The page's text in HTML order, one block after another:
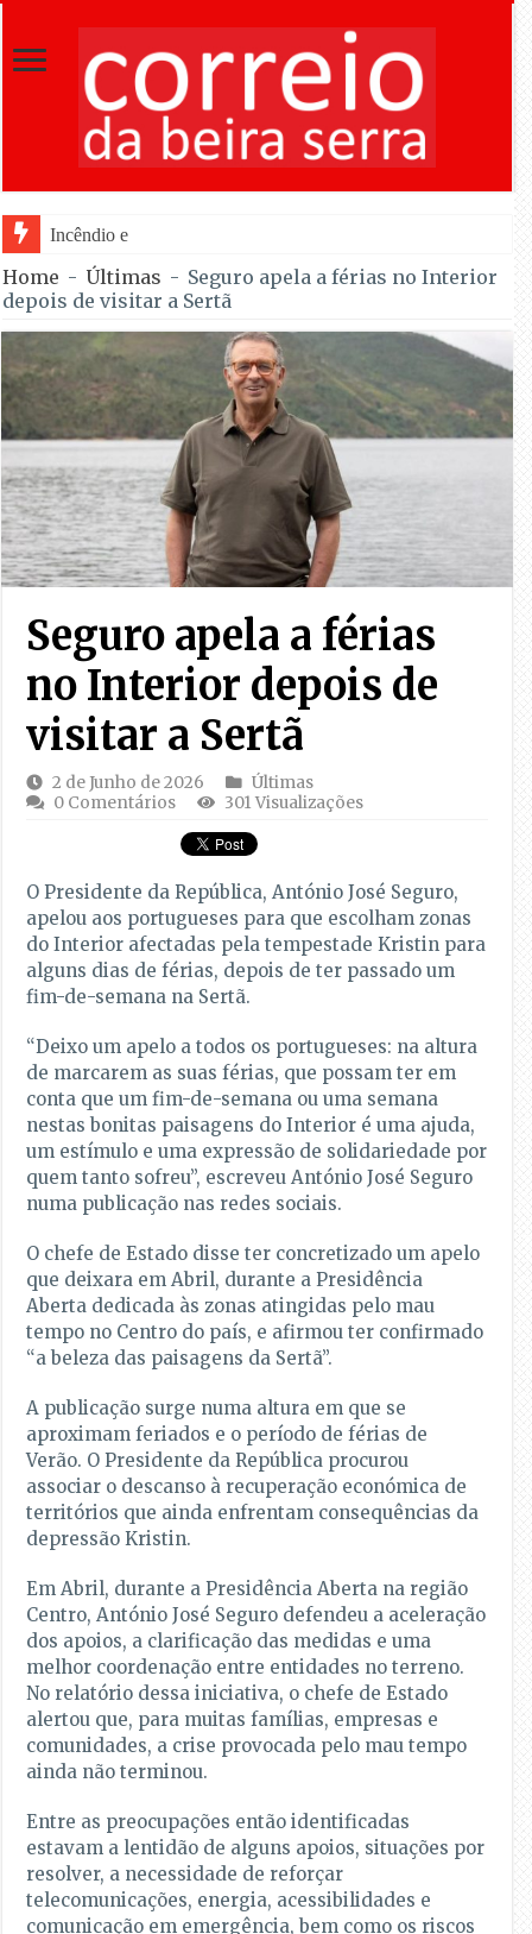
Incêndio em Fornos de Algodres dominado a
Home - Últimas - Seguro apela a férias no Interior
depois de visitar a Sertã
Seguro apela a férias
no Interior depois de
visitar a Sertã
2 de Junho de 2026
Últimas
0 Comentários
301 Visualizações
O Presidente da República, António José Seguro,
apelou aos portugueses para que escolham zonas
do Interior afectadas pela tempestade Kristin para
alguns dias de férias, depois de ter passado um
fim-de-semana na Sertã.
“Deixo um apelo a todos os portugueses: na altura
de marcarem as suas férias, que possam ter em
conta que um fim-de-semana ou uma semana
nestas bonitas paisagens do Interior é uma ajuda,
um estímulo e uma expressão de solidariedade por
quem tanto sofreu”, escreveu António José Seguro
numa publicação nas redes sociais.
O chefe de Estado disse ter concretizado um apelo
que deixara em Abril, durante a Presidência
Aberta dedicada às zonas atingidas pelo mau
tempo no Centro do país, e afirmou ter confirmado
“a beleza das paisagens da Sertã”.
A publicação surge numa altura em que se
aproximam feriados e o período de férias de
Verão. O Presidente da República procurou
associar o descanso à recuperação económica de
territórios que ainda enfrentam consequências da
depressão Kristin.
Em Abril, durante a Presidência Aberta na região
Centro, António José Seguro defendeu a aceleração
dos apoios, a clarificação das medidas e uma
melhor coordenação entre entidades no terreno.
No relatório dessa iniciativa, o chefe de Estado
alertou que, para muitas famílias, empresas e
comunidades, a crise provocada pelo mau tempo
ainda não terminou.
Entre as preocupações então identificadas
estavam a lentidão de alguns apoios, situações por
resolver, a necessidade de reforçar
telecomunicações, energia, acessibilidades e
comunicação em emergência, bem como os riscos